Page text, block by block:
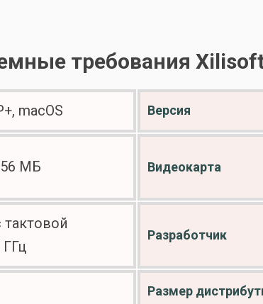
требования
macOS Версия
МБ Видеокарта
тактовой
ГГц
Разработчик
Размер